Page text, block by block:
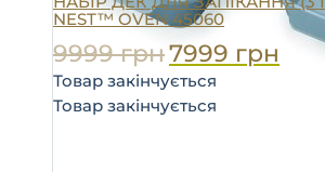
NEST™ OVEN 45060
9999грн7999 грн
Товар закінчується
Товар закінчується